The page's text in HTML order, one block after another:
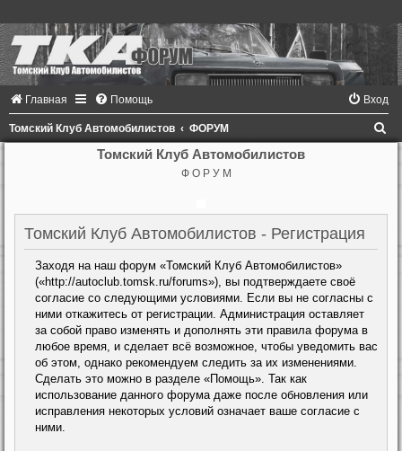
Главная Помощь Вход
Томский Клуб Автомобилистов ФОРУМ
Томский Клуб Автомобилистов
Ф О Р У М
Томский Клуб Автомобилистов - Регистрация
Заходя на наш форум «Томский Клуб Автомобилистов»
(«http://autoclub.tomsk.ru/forums»), вы подтверждаете своё
согласие со следующими условиями. Если вы не согласны с
ними откажитесь от регистрации. Администрация оставляет
за собой право изменять и дополнять эти правила форума в
любое время, и сделает всё возможное, чтобы уведомить вас
об этом, однако рекомендуем следить за их изменениями.
Сделать это можно в разделе «Помощь». Так как
использование данного форума даже после обновления или
исправления некоторых условий означает ваше согласие с
ними.